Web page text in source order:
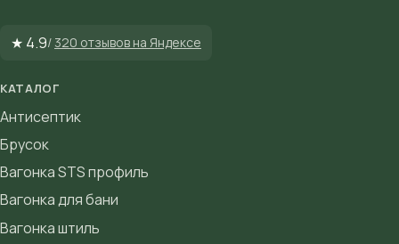
★ 4.9/ 320 отзывов на Яндексе
КАТАЛОГ
Антисептик
Брусок
Вагонка STS профиль
Вагонка для бани
Вагонка штиль